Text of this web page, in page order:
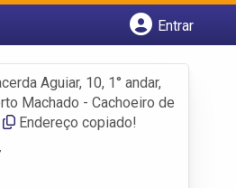
Entrar
Aguiar, 10, 1° andar,
Machado - Cachoeiro de
Endereço copiado!